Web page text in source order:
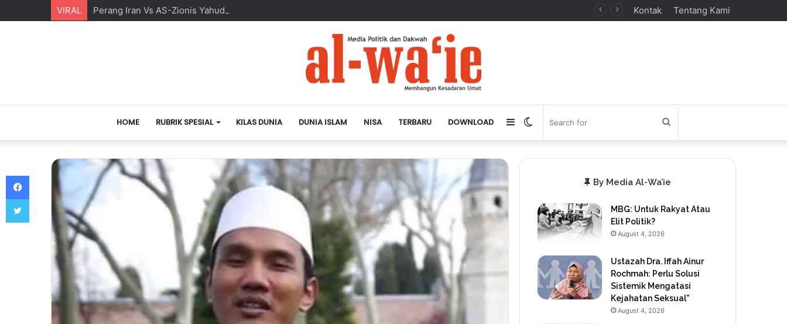
VIRAL Perang Iran Vs AS-Zionis Yahudi dan Masa Depan Dunia Islam Kontak Tentang Kami
HOME RUBRIK SPESIAL KILAS DUNIA DUNIA ISLAM NISA TERBARU DOWNLOAD
for
Switch
skin
Sidebar
By Media Al-Wa’ie
MBG: Untuk Rakyat Atau
Elit Politik?
August 4, 2026
Ustazah Dra. Iffah Ainur
Rochmah: Perlu Solusi
Sistemik Mengatasi
Kejahatan Seksual”
August 4, 2026